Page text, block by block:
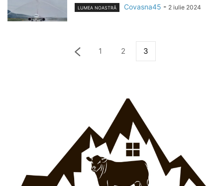
LUMEA NOASTRĂ Covasna45 - 2 iulie 2024
1 2 3